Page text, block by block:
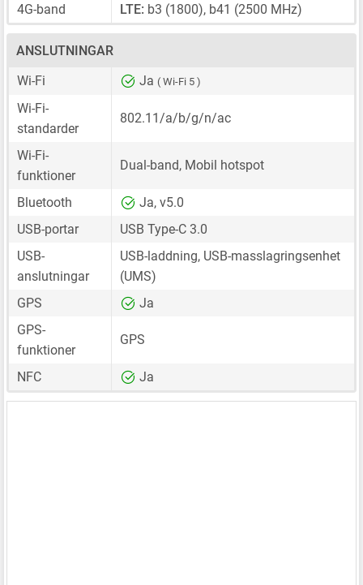
4G-band
LTE: b3 (1800), b41 (2500 MHz)
ANSLUTNINGAR
Wi-Fi
Ja ( Wi-Fi 5 )
Wi-Fi-
standarder
802.11/a/b/g/n/ac
Wi-Fi-
funktioner
Dual-band, Mobil hotspot
Bluetooth
Ja, v5.0
USB-portar
USB Type-C 3.0
USB-
anslutningar
USB-laddning, USB-masslagringsenhet
(UMS)
GPS
Ja
GPS-
funktioner
GPS
NFC Ja